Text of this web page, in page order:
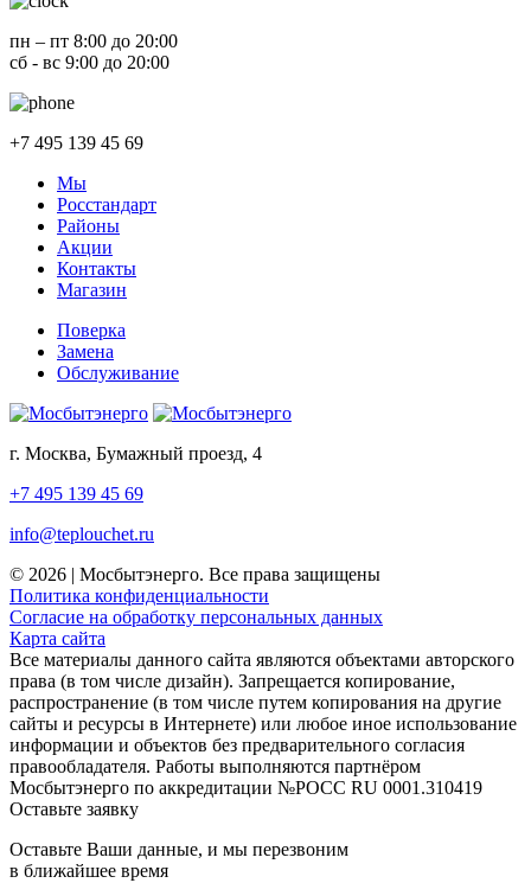
пн – пт 8:00 до 20:00
сб - вс 9:00 до 20:00
+7 495 139 45 69
Мы
Росстандарт
Районы
Акции
Контакты
Магазин
Поверка
Замена
Обслуживание
г. Москва, Бумажный проезд, 4
+7 495 139 45 69
info@teplouchet.ru
© 2026 | Мосбытэнерго. Все права защищены
Политика конфиденциальности
Согласие на обработку персональных данных
Карта сайта
Все материалы данного сайта являются объектами авторского
права (в том числе дизайн). Запрещается копирование,
распространение (в том числе путем копирования на другие
сайты и ресурсы в Интернете) или любое иное использование
информации и объектов без предварительного согласия
правообладателя. Работы выполняются партнёром
Мосбытэнерго по аккредитации №РОСС RU 0001.310419
Оставьте заявку
Оставьте Ваши данные, и мы перезвоним
в ближайшее время